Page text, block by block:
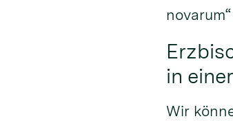
in
Wir